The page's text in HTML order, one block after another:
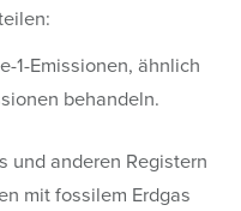
1-Emissionen, ähnlich
behandeln.
und anderen Registern
mit fossilem Erdgas